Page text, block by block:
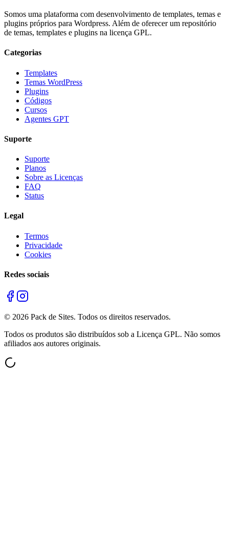
Somos uma plataforma com desenvolvimento de templates, temas e
plugins próprios para Wordpress. Além de oferecer um repositório
de temas, templates e plugins na licença GPL.
Categorias
Templates
Temas WordPress
Plugins
Códigos
Cursos
Agentes GPT
Suporte
Suporte
Planos
Sobre as Licenças
FAQ
Status
Legal
Termos
Privacidade
Cookies
Redes sociais
© 2026 Pack de Sites. Todos os direitos reservados.
Todos os produtos são distribuídos sob a Licença GPL. Não somos
afiliados aos autores originais.